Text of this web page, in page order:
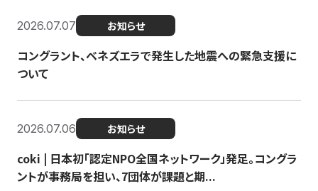
2026.07.07 お知らせ
コングラント、ベネズエラで発生した地震への緊急支援に
ついて
2026.07.06 お知らせ
coki | 日本初「認定NPO全国ネットワーク」発足。コングラ
ントが事務局を担い、7団体が課題と期...